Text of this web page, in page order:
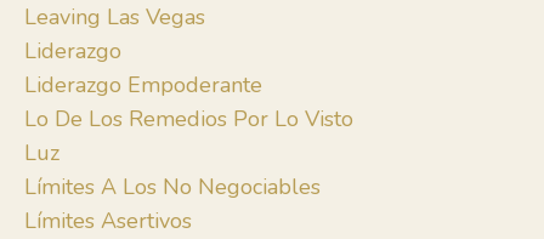
Leaving Las Vegas
Liderazgo
Liderazgo Empoderante
Lo De Los Remedios Por Lo Visto
Luz
Límites A Los No Negociables
Límites Asertivos